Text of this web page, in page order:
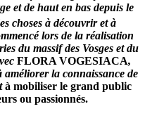
et de haut en bas depuis le
choses à découvrir et à
lors de la réalisation
du massif des Vosges et du
FLORA VOGESIACA,
la connaissance de
à mobiliser le grand public
ou passionnés.